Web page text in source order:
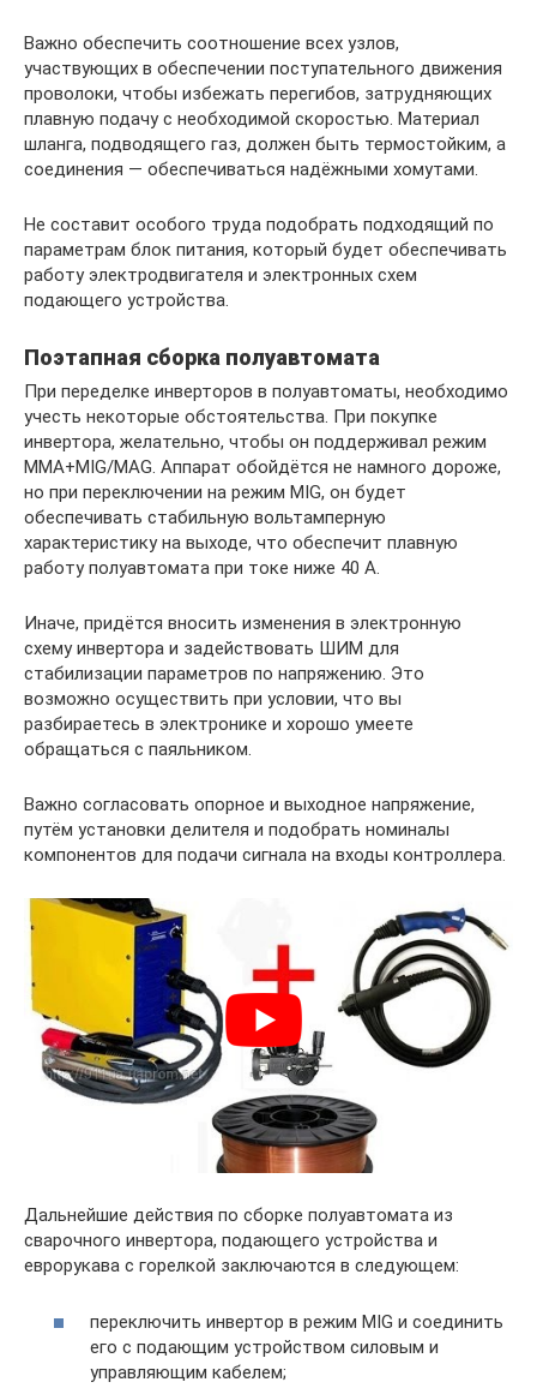
Важно обеспечить соотношение всех узлов,
участвующих в обеспечении поступательного движения
проволоки, чтобы избежать перегибов, затрудняющих
плавную подачу с необходимой скоростью. Материал
шланга, подводящего газ, должен быть термостойким, а
соединения — обеспечиваться надёжными хомутами.
Не составит особого труда подобрать подходящий по
параметрам блок питания, который будет обеспечивать
работу электродвигателя и электронных схем
подающего устройства.
Поэтапная сборка полуавтомата
При переделке инверторов в полуавтоматы, необходимо
учесть некоторые обстоятельства. При покупке
инвертора, желательно, чтобы он поддерживал режим
MMA+MIG/MAG. Аппарат обойдётся не намного дороже,
но при переключении на режим MIG, он будет
обеспечивать стабильную вольтамперную
характеристику на выходе, что обеспечит плавную
работу полуавтомата при токе ниже 40 А.
Иначе, придётся вносить изменения в электронную
схему инвертора и задействовать ШИМ для
стабилизации параметров по напряжению. Это
возможно осуществить при условии, что вы
разбираетесь в электронике и хорошо умеете
обращаться с паяльником.
Важно согласовать опорное и выходное напряжение,
путём установки делителя и подобрать номиналы
компонентов для подачи сигнала на входы контроллера.
Дальнейшие действия по сборке полуавтомата из
сварочного инвертора, подающего устройства и
еврорукава с горелкой заключаются в следующем:
переключить инвертор в режим MIG и соединить
его с подающим устройством силовым и
управляющим кабелем;